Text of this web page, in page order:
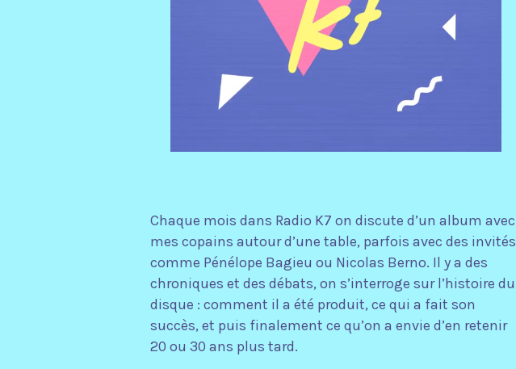
Chaque mois dans Radio K7 on discute d’un album avec
mes copains autour d’une table, parfois avec des invités
comme Pénélope Bagieu ou Nicolas Berno. Il y a des
chroniques et des débats, on s’interroge sur l’histoire du
disque : comment il a été produit, ce qui a fait son
succès, et puis finalement ce qu’on a envie d’en retenir
20 ou 30 ans plus tard.